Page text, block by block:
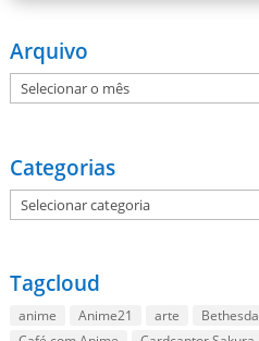
Arquivo
Arquivo
Categorias
Categorias
Tagcloud
anime Anime21 arte Bethesda